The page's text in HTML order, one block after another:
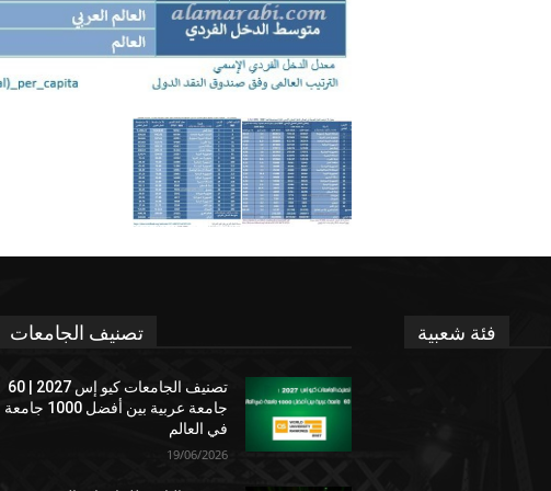
تصنيف الجامعات
تصنيف الجامعات كيو إس 2027 | 60
جامعة عربية بين أفضل 1000 جامعة
في العالم
19/06/2026
فئة شعبية